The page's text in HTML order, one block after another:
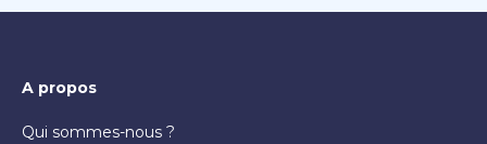
A propos
Qui sommes-nous ?